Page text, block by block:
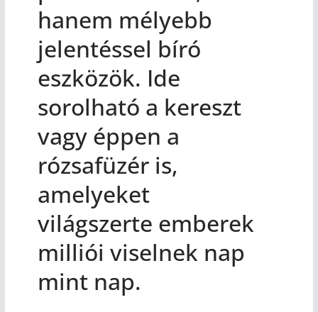
hanem mélyebb
jelentéssel bíró
eszközök. Ide
sorolható a kereszt
vagy éppen a
rózsafüzér is,
amelyeket
világszerte emberek
milliói viselnek nap
mint nap.